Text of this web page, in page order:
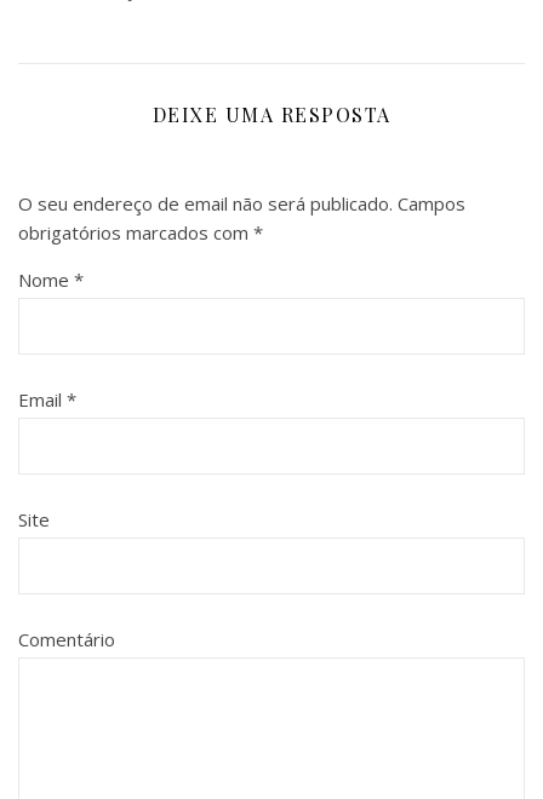
DEIXE UMA RESPOSTA
O seu endereço de email não será publicado. Campos
obrigatórios marcados com *
Nome *
Email *
Site
Comentário